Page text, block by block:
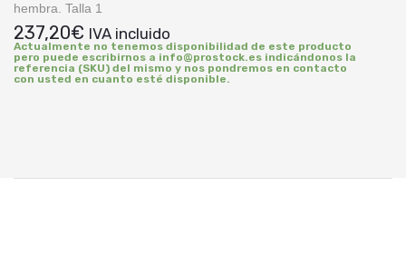
hembra. Talla 1
237,20€ IVA incluido
Actualmente no tenemos disponibilidad de este producto
pero puede escribirnos a info@prostock.es indicándonos la
referencia (SKU) del mismo y nos pondremos en contacto
con usted en cuanto esté disponible.